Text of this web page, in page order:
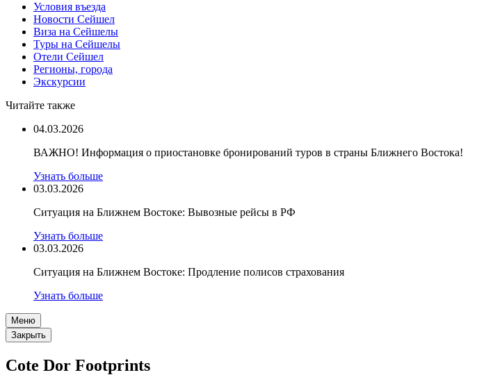
Условия въезда
Новости Сейшел
Виза на Сейшелы
Туры на Сейшелы
Отели Сейшел
Регионы, города
Экскурсии
Читайте также
04.03.2026
ВАЖНО! Информация о приостановке бронирований туров в страны Ближнего Востока!
Узнать больше
03.03.2026
Ситуация на Ближнем Востоке: Вывозные рейсы в РФ
Узнать больше
03.03.2026
Ситуация на Ближнем Востоке: Продление полисов страхования
Узнать больше
Меню
Закрыть
Cote Dor Footprints